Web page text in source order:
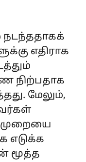
நடந்ததாகக்
எதிராக
நிற்பதாக
மேலும்,
முறையை
எடுக்க
மூத்த